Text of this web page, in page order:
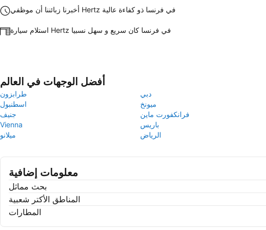
أخبرنا زبائننا أن موظفي Hertz في فرنسا ذو كفاءة عالية
استلام سيارة Hertz في فرنسا كان سريع و سهل نسبيا
أفضل الوجهات في العالم
طرابزون
دبي
اسطنبول
ميونخ
جنيف
فرانكفورت ماين
Vienna
باريس
ميلانو
الرياض
معلومات إضافية
بحث مماثل
المناطق الأكتر شعبية
المطارات